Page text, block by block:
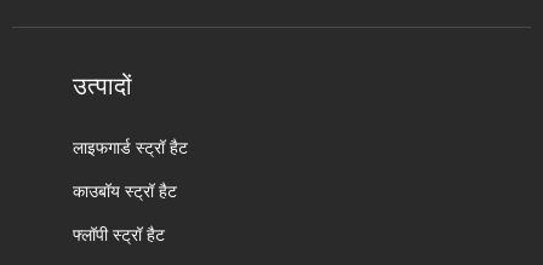
उत्पादों
लाइफगार्ड स्ट्रॉ हैट
काउबॉय स्ट्रॉ हैट
फ्लॉपी स्ट्रॉ हैट